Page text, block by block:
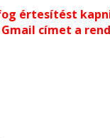
értesítést
címet a